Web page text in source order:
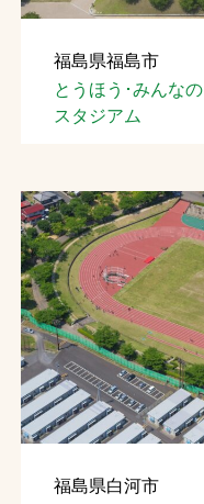
福島県福島市
とうほう･みんなの
スタジアム
福島県白河市